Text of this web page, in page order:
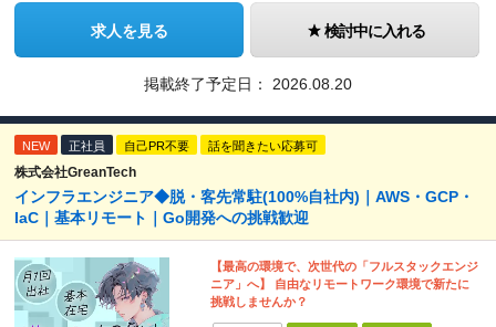
求人を見る 検討中に入れる
掲載終了予定日： 2026.08.20
NEW 正社員 自己PR不要 話を聞きたい応募可
株式会社GreanTech
インフラエンジニア◆脱・客先常駐(100%自社内)｜AWS・GCP・
IaC｜基本リモート｜Go開発への挑戦歓迎
【最高の環境で、次世代の「フルスタックエンジ
ニア」へ】 自由なリモートワーク環境で新たに
挑戦しませんか？